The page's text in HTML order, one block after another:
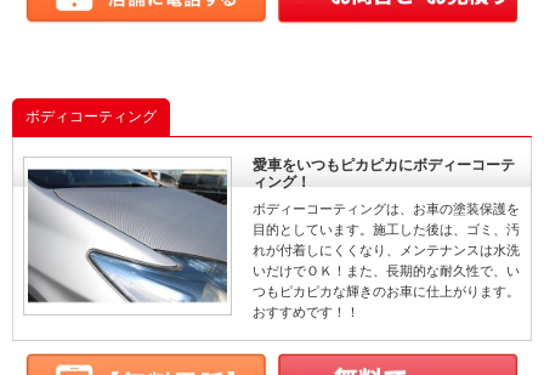
ボディコーティング
愛車をいつもピカピカにボディーコーテ
ィング！
ボディーコーティングは、お車の塗装保護を
目的としています。施工した後は、ゴミ、汚
れが付着しにくくなり、メンテナンスは水洗
いだけでＯＫ！また、長期的な耐久性で、い
つもピカピカな輝きのお車に仕上がります。
おすすめです！！